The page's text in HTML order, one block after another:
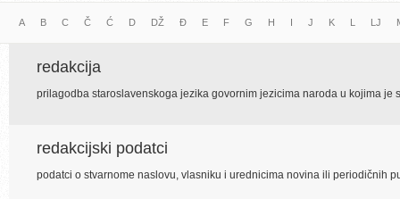
A B C Č Ć D DŽ Đ E F G H I J K L LJ
redakcija
prilagodba staroslavenskoga jezika govornim jezicima naroda u kojima je
redakcijski podatci
podatci o stvarnome naslovu, vlasniku i urednicima novina ili periodičnih